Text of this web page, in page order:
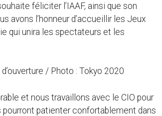
féliciter l’IAAF, ainsi que son
avons l’honneur d’accueillir les Jeux
qui unira les spectateurs et les
/ Photo : Tokyo 2020
et nous travaillons avec le CIO pour
patienter confortablement dans